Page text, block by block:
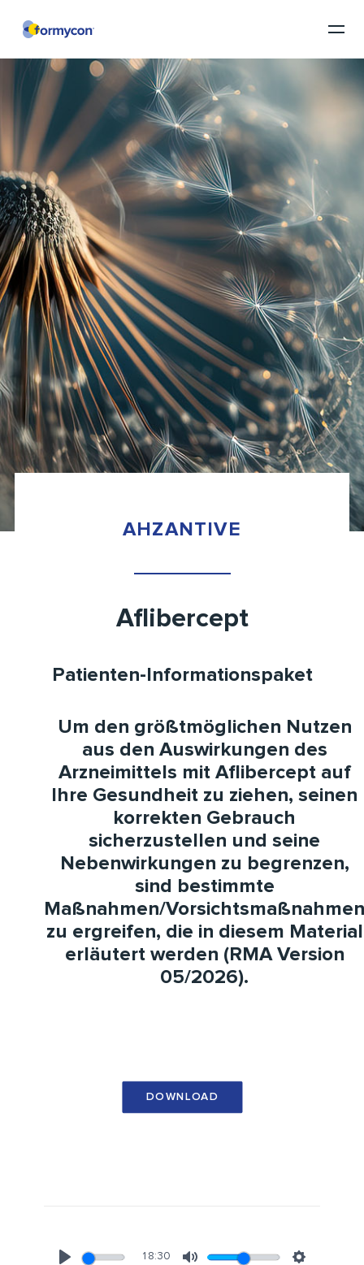
AHZANTIVE
Aflibercept
Patienten-Informationspaket
Um den größtmöglichen Nutzen
aus den Auswirkungen des
Arzneimittels mit Aflibercept auf
Ihre Gesundheit zu ziehen, seinen
korrekten Gebrauch
sicherzustellen und seine
Nebenwirkungen zu begrenzen,
sind bestimmte
Maßnahmen/Vorsichtsmaßnahmen
zu ergreifen, die in diesem Material
erläutert werden (RMA Version
05/2026).
DOWNLOAD
18:30